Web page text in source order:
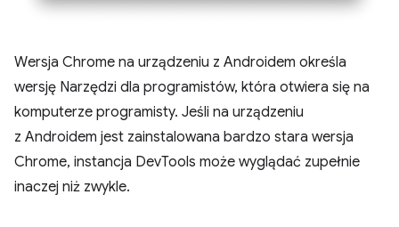
Wersja Chrome na urządzeniu z Androidem określa
wersję Narzędzi dla programistów, która otwiera się na
komputerze programisty. Jeśli na urządzeniu
z Androidem jest zainstalowana bardzo stara wersja
Chrome, instancja DevTools może wyglądać zupełnie
inaczej niż zwykle.